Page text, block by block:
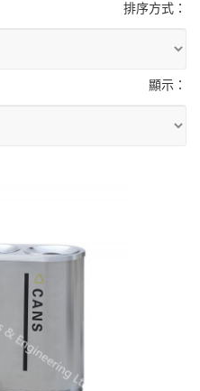
排序方式：
顯示：